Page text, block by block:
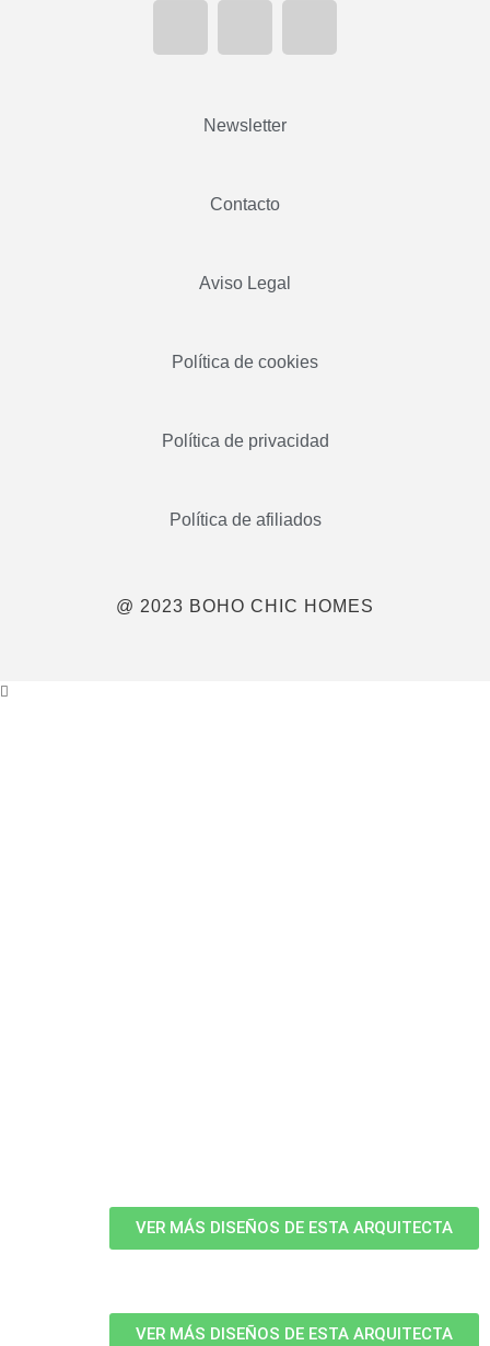
Newsletter
Contacto
Aviso Legal
Política de cookies
Política de privacidad
Política de afiliados
@ 2023 BOHO CHIC HOMES
VER MÁS DISEÑOS DE ESTA ARQUITECTA
VER MÁS DISEÑOS DE ESTA ARQUITECTA